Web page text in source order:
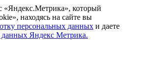
«Яндекс.Метрика», который
находясь на сайте вы
персональных данных и даете
данных Яндекс Метрика.